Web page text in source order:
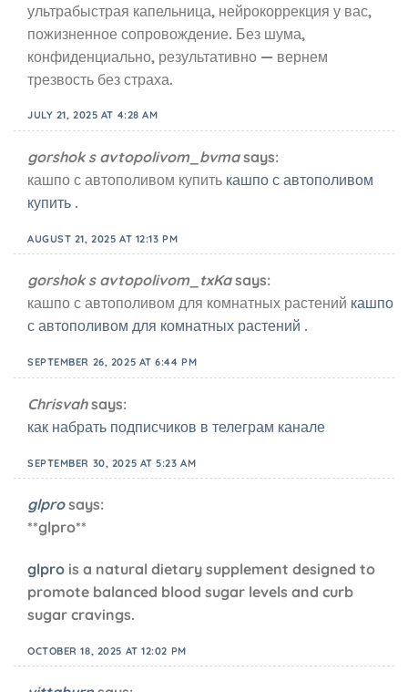
ультрабыстрая капельница, нейрокоррекция у вас,
пожизненное сопровождение. Без шума,
конфиденциально, результативно — вернем
трезвость без страха.
JULY 21, 2025 AT 4:28 AM
gorshok s avtopolivom_bvma says:
кашпо с автополивом купить кашпо с автополивом
купить .
AUGUST 21, 2025 AT 12:13 PM
gorshok s avtopolivom_txKa says:
кашпо с автополивом для комнатных растений кашпо
с автополивом для комнатных растений .
SEPTEMBER 26, 2025 AT 6:44 PM
Chrisvah says:
как набрать подписчиков в телеграм канале
SEPTEMBER 30, 2025 AT 5:23 AM
glpro says:
** glpro**
glpro is a natural dietary supplement designed to
promote balanced blood sugar levels and curb
sugar cravings.
OCTOBER 18, 2025 AT 12:02 PM